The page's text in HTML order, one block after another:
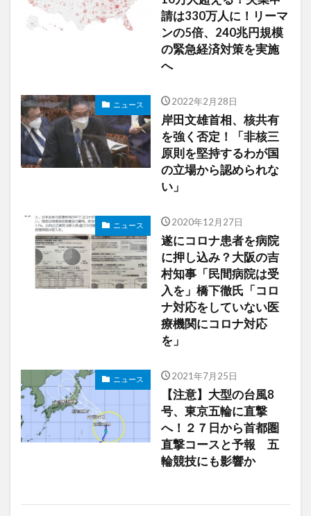
請は330万人に！リーマ
ンの5倍、240兆円規模
の緊急経済対策を実施
へ
ニュース 2022年2月28日
岸田文雄首相、核共有
を強く否定！「非核三
原則を堅持するわが国
の立場から認められな
い」
ニュース 2020年12月27日
遂にコロナ患者を病院
に押し込み？大阪の吉
村知事「民間病院は受
入を」橋下徹氏「コロ
ナ対応をしていない医
療機関にコロナ対応
を」
ニュース 2021年7月25日
【注意】大型の台風8
号、東京五輪に直撃
へ！２７日から首都圏
直撃コースと予報 五
輪競技にも影響か